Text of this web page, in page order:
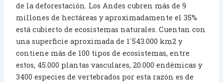
de la deforestación. Los Andes cubren más de 9
millones de hectáreas y aproximadamente el 35%
está cubierto de ecosistemas naturales. Cuentan con
una superficie aproximada de 1´543.000 km2 y
contiene más de 100 tipos de ecosistemas, entre
estos, 45.000 plantas vasculares, 20.000 endémicas y
3400 especies de vertebrados por esta razón es de